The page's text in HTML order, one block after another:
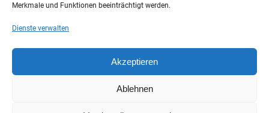
Merkmale und Funktionen beeinträchtigt werden.
Dienste verwalten
Akzeptieren
Ablehnen